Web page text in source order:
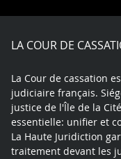
X
LA COUR DE
La Cour de cassation
judiciaire français.
justice de l'Île de la
essentielle: unifier et
La Haute Juridiction
traitement devant les